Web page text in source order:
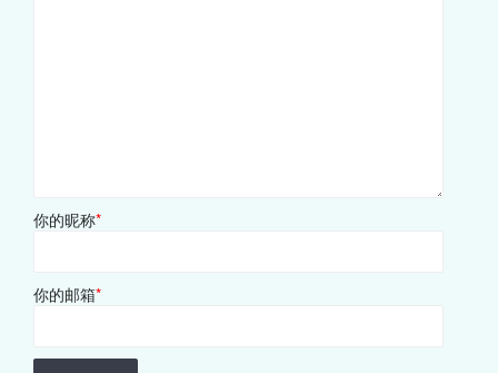
你的昵称*
你的邮箱*